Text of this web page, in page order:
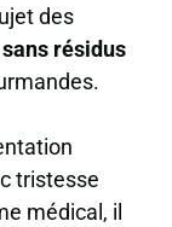
des
résidus
tristesse
médical, il